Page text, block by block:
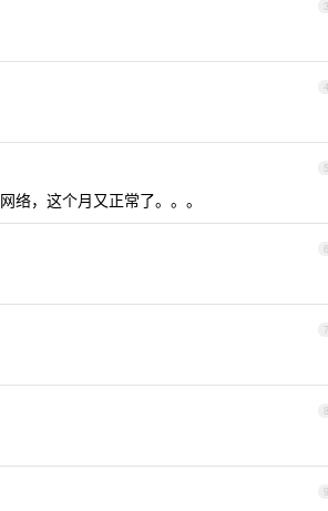
3
4
5
络，这个月又正常了。。。
6
7
8
9